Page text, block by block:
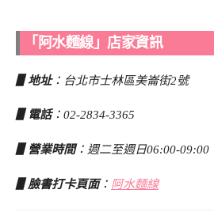
「阿水麵線」店家資訊
▋地址：台北市士林區美崙街2號
▋電話：02-2834-3365
▋營業時間：週二至週日06:00-09:00
▋臉書打卡頁面： 阿水麵線